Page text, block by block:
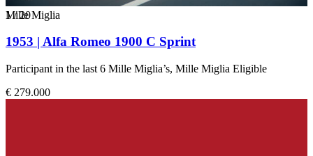
1/20
Mille Miglia
1953 | Alfa Romeo 1900 C Sprint
Participant in the last 6 Mille Miglia’s, Mille Miglia Eligible
€ 279.000